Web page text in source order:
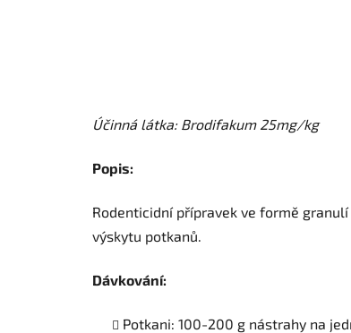
Účinná látka: Brodifakum 25mg/kg
Popis:
Rodenticidní přípravek ve formě
výskytu potkanů.
Dávkování:
Potkani: 100-200 g nástrahy na